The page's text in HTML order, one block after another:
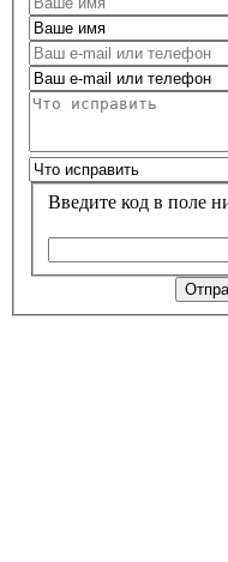
Введите код в поле